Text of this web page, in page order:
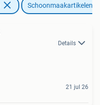
Schoonmaakartikelen
Details
21 jul 26